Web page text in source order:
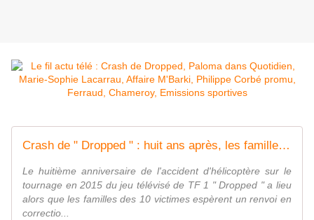
Crash de " Dropped " : huit ans après, les familles réclament toujours justice
Le huitième anniversaire de l'accident d'hélicoptère sur le
tournage en 2015 du jeu télévisé de TF 1 " Dropped " a lieu
alors que les familles des 10 victimes espèrent un renvoi en
correctio...